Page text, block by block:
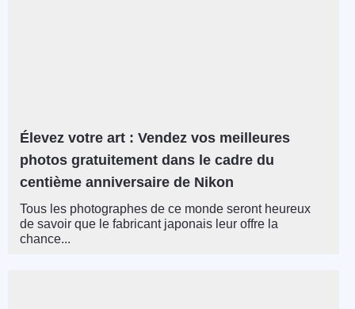
Élevez votre art : Vendez vos meilleures
photos gratuitement dans le cadre du
centième anniversaire de Nikon
Tous les photographes de ce monde seront heureux
de savoir que le fabricant japonais leur offre la
chance...